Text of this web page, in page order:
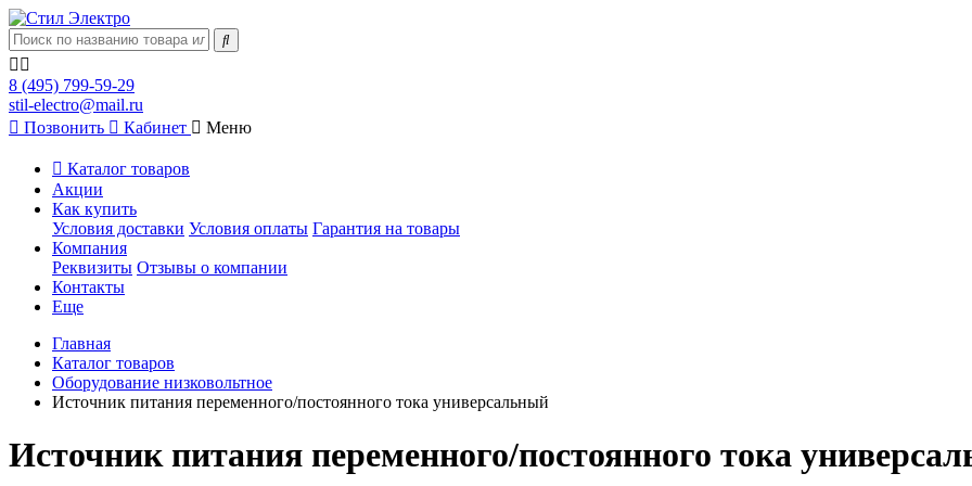
8 (495) 799-59-29
stil-electro@mail.ru
Позвонить
Кабинет Меню
Каталог товаров
Акции
Как купить
Условия доставки Условия оплаты Гарантия на товары
Компания
Реквизиты Отзывы о компании
Контакты
Еще
Главная
Каталог товаров
Оборудование низковольтное
Источник питания переменного/постоянного тока универсальный
Источник питания переменного/постоянного тока